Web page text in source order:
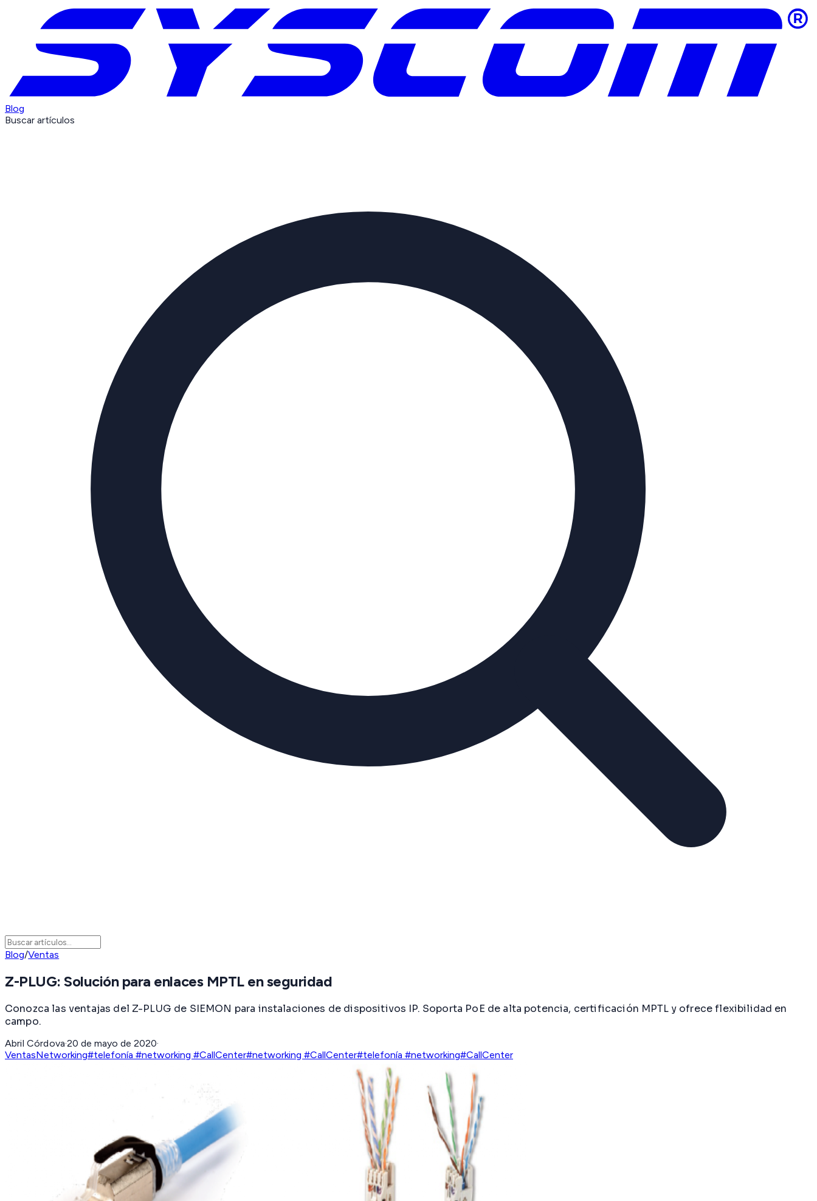
Blog
Buscar artículos
Blog/Ventas
Z-PLUG: Solución para enlaces MPTL en seguridad
Conozca las ventajas del Z-PLUG de SIEMON para instalaciones de dispositivos IP. Soporta PoE de alta potencia, certificación MPTL y ofrece flexibilidad en
campo.
Abril Córdova·20 de mayo de 2020·
VentasNetworking#telefonía #networking #CallCenter#networking #CallCenter#telefonía #networking#CallCenter